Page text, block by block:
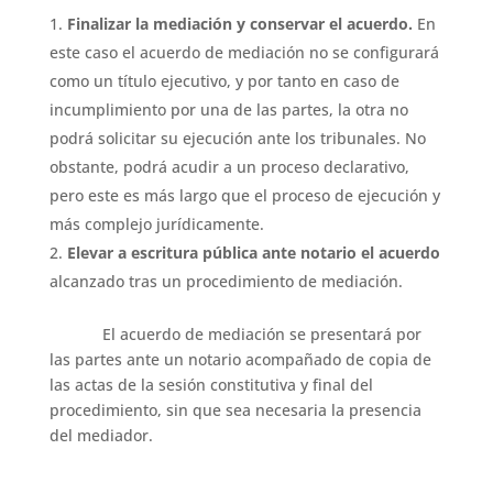
Finalizar la mediación y conservar el acuerdo. En
este caso el acuerdo de mediación no se configurará
como un título ejecutivo, y por tanto en caso de
incumplimiento por una de las partes, la otra no
podrá solicitar su ejecución ante los tribunales. No
obstante, podrá acudir a un proceso declarativo,
pero este es más largo que el proceso de ejecución y
más complejo jurídicamente.
Elevar a escritura pública ante notario el acuerdo
alcanzado tras un procedimiento de mediación.
El acuerdo de mediación se presentará por
las partes ante un notario acompañado de copia de
las actas de la sesión constitutiva y final del
procedimiento, sin que sea necesaria la presencia
del mediador.